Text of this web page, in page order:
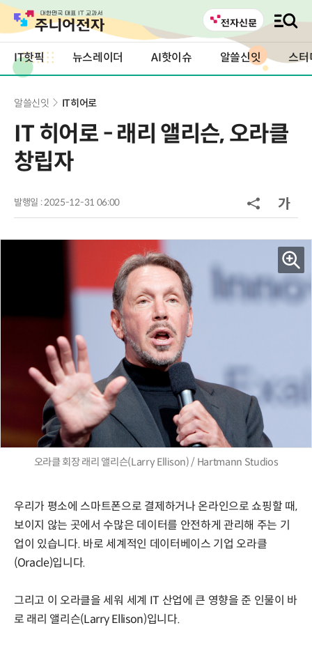
IT핫픽 뉴스레이더 AI핫이슈 알쓸신잇 스터
알쓸신잇 IT히어로
IT 히어로 - 래리 앨리슨, 오라클
창립자
발행일 : 2025-12-31 06:00
오라클 회장 래리 앨리슨(Larry Ellison) / Hartmann Studios
우리가 평소에 스마트폰으로 결제하거나 온라인으로 쇼핑할 때,
보이지 않는 곳에서 수많은 데이터를 안전하게 관리해 주는 기
업이 있습니다. 바로 세계적인 데이터베이스 기업 오라클
(Oracle)입니다.
그리고 이 오라클을 세워 세계 IT 산업에 큰 영향을 준 인물이 바
로 래리 앨리슨(Larry Ellison)입니다.